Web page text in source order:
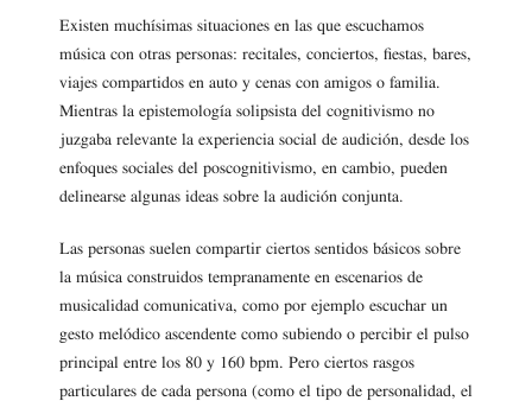
Existen muchísimas situaciones en las que escuchamos
música con otras personas: recitales, conciertos, fiestas, bares,
viajes compartidos en auto y cenas con amigos o familia.
Mientras la epistemología solipsista del cognitivismo no
juzgaba relevante la experiencia social de audición, desde los
enfoques sociales del poscognitivismo, en cambio, pueden
delinearse algunas ideas sobre la audición conjunta.
Las personas suelen compartir ciertos sentidos básicos sobre
la música construidos tempranamente en escenarios de
musicalidad comunicativa, como por ejemplo escuchar un
gesto melódico ascendente como subiendo o percibir el pulso
principal entre los 80 y 160 bpm. Pero ciertos rasgos
particulares de cada persona (como el tipo de personalidad, el